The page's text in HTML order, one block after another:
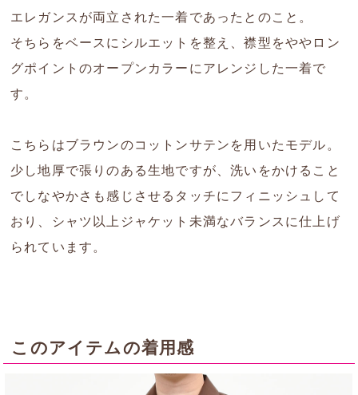
エレガンスが両立された一着であったとのこと。
そちらをベースにシルエットを整え、襟型をややロン
グポイントのオープンカラーにアレンジした一着で
す。
こちらはブラウンのコットンサテンを用いたモデル。
少し地厚で張りのある生地ですが、洗いをかけること
でしなやかさも感じさせるタッチにフィニッシュして
おり、シャツ以上ジャケット未満なバランスに仕上げ
られています。
このアイテムの着用感